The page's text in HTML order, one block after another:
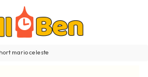
mario celeste